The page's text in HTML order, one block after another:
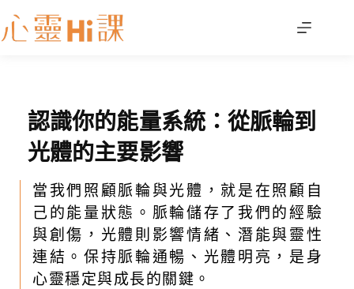
認識你的能量系統：從脈輪到
光體的主要影響
當我們照顧脈輪與光體，就是在照顧自
己的能量狀態。脈輪儲存了我們的經驗
與創傷，光體則影響情緒、潛能與靈性
連結。保持脈輪通暢、光體明亮，是身
心靈穩定與成長的關鍵。